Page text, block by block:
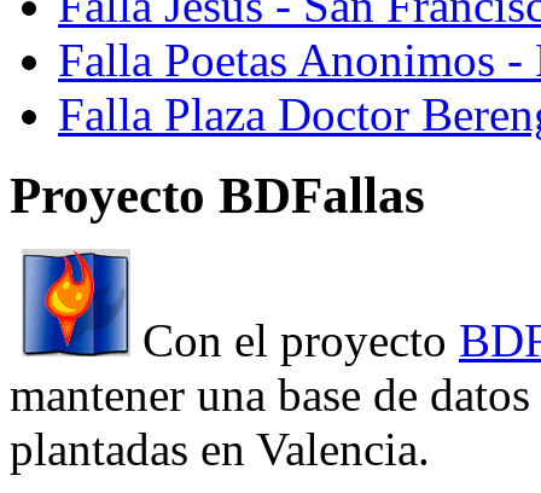
Falla Poetas Anonimos
Falla Plaza Doctor
Proyecto BDFallas
Con el proyecto
mantener una base de
plantadas en Valencia.